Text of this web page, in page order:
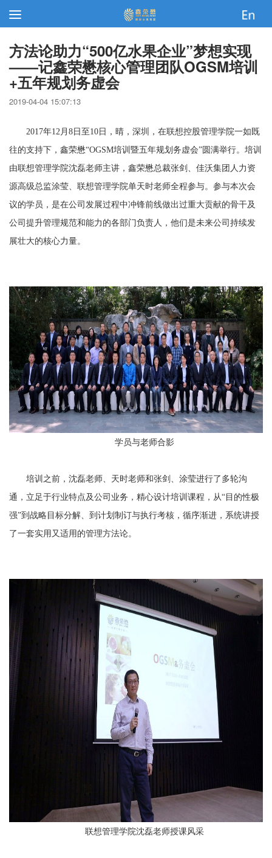
方法论助力“500亿水果企业”梦想实现
——记鑫荣懋核心管理团队OGSM培训
+五年规划务虚会
2019-04-04 15:07:13
2017年12月8日至10日，晴，深圳，在联想控股管理学院一如既
往的支持下，鑫荣懋“OGSM培训暨五年规划务虚会”圆满举行。培训
由联想管理学院沈磊老师主讲，鑫荣懋总裁张剑、佳沃集团人力资
源高级总监涂莹、联想管理学院单天时老师全程参与。参与本次会
议的学员，是在公司发展过程中冲锋前线做出过重大贡献的骨干及
公司提升管理规范和能力的各部门负责人，他们是未来公司持续发
展壮大的核心力量。
学员与老师合影
培训之前，沈磊老师、天时老师和张剑、涂莹进行了多轮沟
通，立足于行业特点及公司业务，精心设计培训课程，从“目的性极
强”到战略目标分解、到计划制订与执行考核，循序渐进，系统讲授
了一套实用又适用的管理方法论。
联想管理学院沈磊老师授课风采